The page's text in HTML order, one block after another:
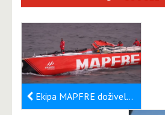
Ekipa MAPFRE doživela nesrečo na treningu za VOR (Video)